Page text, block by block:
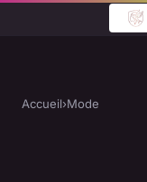
Accueil›Mode